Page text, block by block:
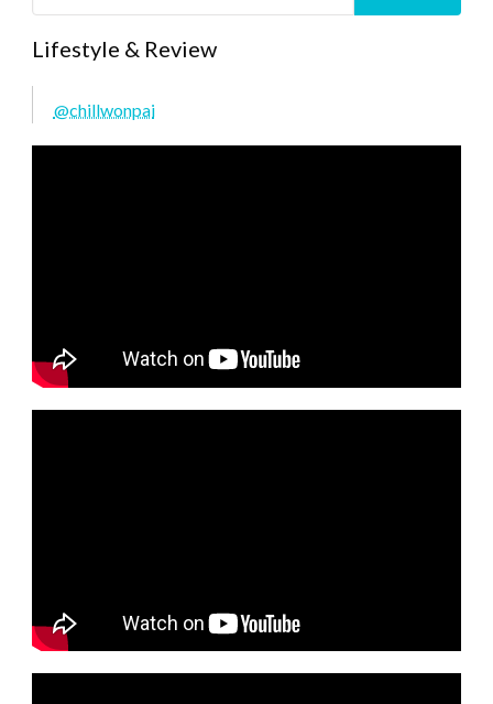
Lifestyle & Review
@chillwonpai